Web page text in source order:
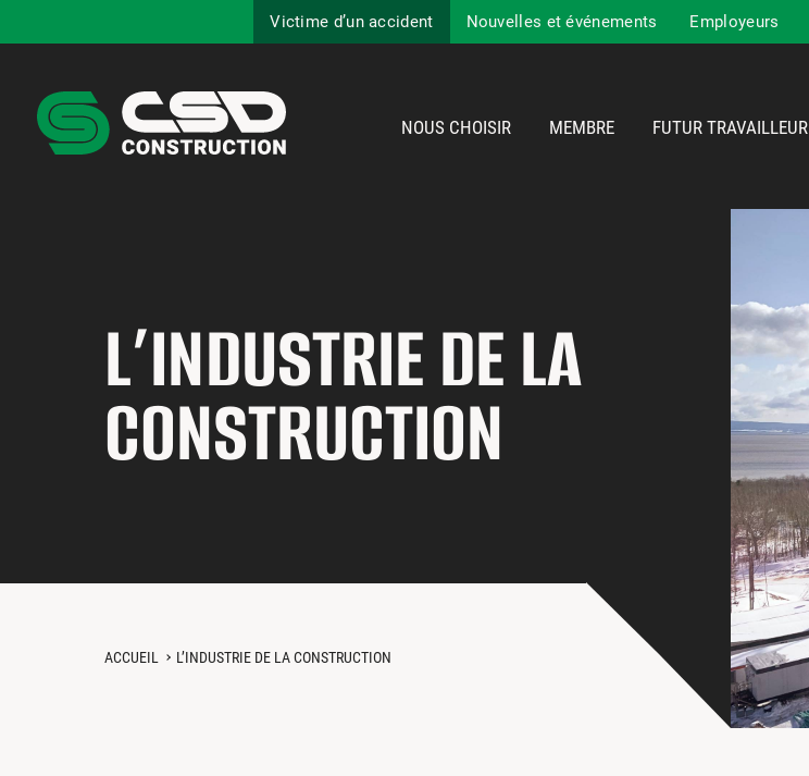
Victime d’un accident Nouvelles et événements Employeurs
NOUS CHOISIR MEMBRE FUTUR TRAVAILLEUR
L’INDUSTRIE DE LA
CONSTRUCTION
ACCUEIL L’INDUSTRIE DE LA CONSTRUCTION